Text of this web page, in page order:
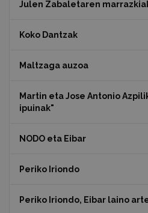
Julen Zabaletaren
Koko Dantzak
Maltzaga auzoa
Martin eta Jose Antonio
ipuinak"
NODO eta Eibar
Periko Iriondo
Periko Iriondo, Eibar laino